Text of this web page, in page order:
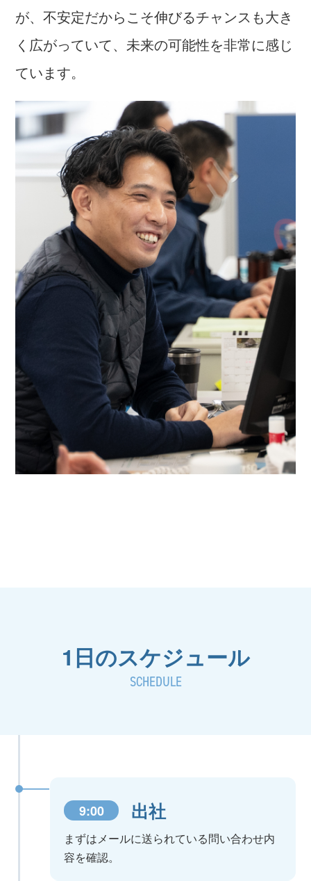
が、不安定だからこそ伸びるチャンスも大き
く広がっていて、未来の可能性を非常に感じ
ています。
1日のスケジュール
SCHEDULE
9:00 出社
まずはメールに送られている問い合わせ内
容を確認。